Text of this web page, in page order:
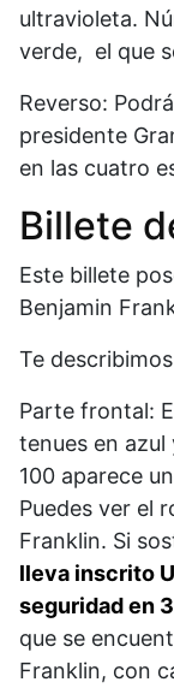
ultravioleta.
verde, el que
Reverso:
presidente
en las cuatro
Billete
Este billete
Benjamin
Te
Parte frontal:
tenues en
100 aparece
Puedes ver el
Franklin. Si
lleva inscrito
seguridad en
que se
Franklin, con